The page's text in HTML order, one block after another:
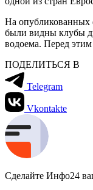
На опубликованных
были видны клубы
водоема. Перед этим
ПОДЕЛИТЬСЯ В
Telegram
Vkontakte
Сделайте Инфо24